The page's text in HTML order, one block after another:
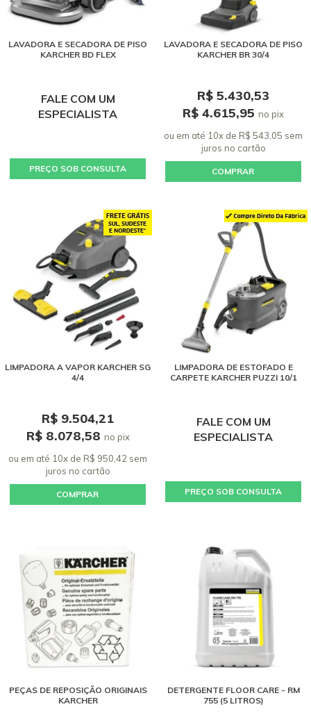
LAVADORA E SECADORA DE PISO
KARCHER BD FLEX
FALE COM UM
ESPECIALISTA
PREÇO SOB CONSULTA
LAVADORA E SECADORA DE PISO
KARCHER BR 30/4
R$ 5.430,53
R$ 4.615,95 no pix
ou em até 10x de R$ 543,05 sem
juros no cartão
COMPRAR
LIMPADORA A VAPOR KARCHER SG
4/4
R$ 9.504,21
R$ 8.078,58 no pix
ou em até 10x de R$ 950,42 sem
juros no cartão
COMPRAR
LIMPADORA DE ESTOFADO E
CARPETE KARCHER PUZZI 10/1
FALE COM UM
ESPECIALISTA
PREÇO SOB CONSULTA
PEÇAS DE REPOSIÇÃO ORIGINAIS
KARCHER
DETERGENTE FLOOR CARE - RM
755 (5 LITROS)